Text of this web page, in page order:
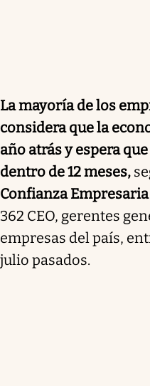
La mayoría de los
considera que la
año atrás y espera
dentro de 12 meses,
Confianza
362 CEO, gerentes
empresas del país,
julio pasados.